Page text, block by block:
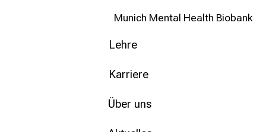
Munich Mental Health Biobank
Lehre
Karriere
Über uns